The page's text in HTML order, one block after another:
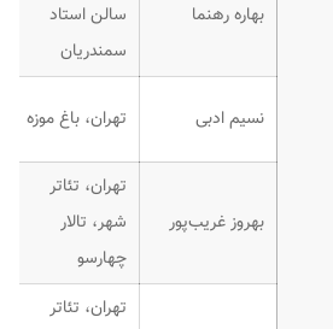
بهاره رهنما
سالن استاد
سمندریان
نسیم ادبی تهران، باغ موزه
بهروز غریب‌پور
تهران، تئاتر
شهر، تالار
چهارسو
تهران، تئاتر